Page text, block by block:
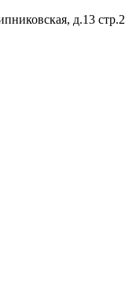
д.13 стр.2